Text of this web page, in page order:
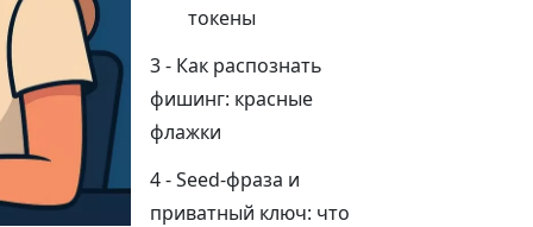
токены
Как распознать
фишинг: красные
флажки
Seed-фраза и
приватный ключ: что